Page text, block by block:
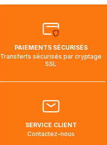
PAIEMENTS SÉCURISÉS
Transferts sécurisés par cryptage
SSL
SERVICE CLIENT
Contactez-nous